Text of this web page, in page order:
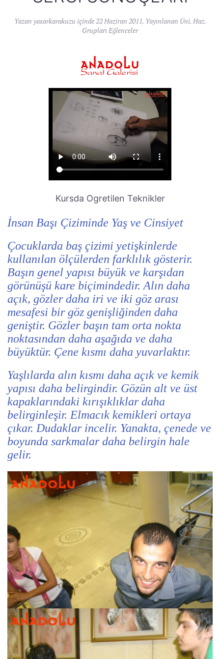
Yazan yasarkarakuzu içinde22 Haziran 2011. Yayınlanan Üni. Haz.
Grupları Eğlenceler
Kursda Ogretilen Teknikler
İnsan Başı Çiziminde Yaş ve Cinsiyet
Çocuklarda baş çizimi yetişkinlerde
kullanılan ölçülerden farklılık gösterir.
Başın genel yapısı büyük ve karşıdan
görünüşü kare biçimindedir. Alın daha
açık, gözler daha iri ve iki göz arası
mesafesi bir göz genişliğinden daha
geniştir. Gözler başın tam orta nokta
noktasından daha aşağıda ve daha
büyüktür. Çene kısmı daha yuvarlaktır.
Yaşlılarda alın kısmı daha açık ve kemik
yapısı daha belirgindir. Gözün alt ve üst
kapaklarındaki kırışıklıklar daha
belirginleşir. Elmacık kemikleri ortaya
çıkar. Dudaklar incelir. Yanakta, çenede ve
boyunda sarkmalar daha belirgin hale
gelir.